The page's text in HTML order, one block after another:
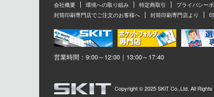
会社概要
環境への取り組み 特定商取引 プライバシー
封筒印刷専門店でご注文のお客様へ
封筒印刷専門店より
営業時間：9:00～12:00｜13:00～17:40
Copyright ©2025 SKiT Co.,Ltd. All